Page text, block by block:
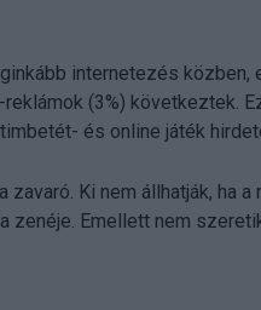
internetezés
(3%) következtek.
és online játék
Ki nem állhatják, ha a
zenéje. Emellett nem